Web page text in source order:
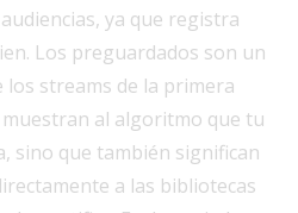
ya que registra
Los preguardados son un
los streams de la primera
al algoritmo que tu
sino que también significan
a las bibliotecas